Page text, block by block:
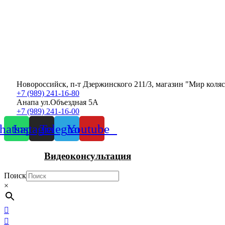
Новороссийск, п-т Дзержинского 211/3, магазин "Мир
+7 (989) 241-16-80
Анапа ул.Объездная 5А
+7 (989) 241-16-00
InstagramTelegramYoutube
Видеоконсультация
Поиск
×